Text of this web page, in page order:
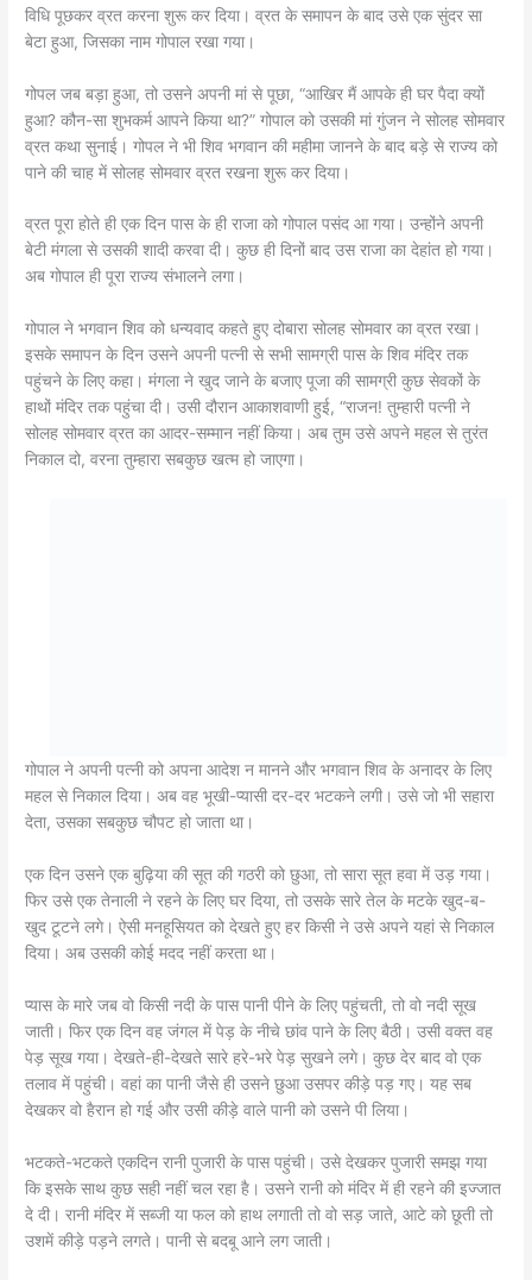
विधि पूछकर व्रत करना शुरू कर दिया। व्रत के समापन के बाद उसे एक सुंदर सा
बेटा हुआ, जिसका नाम गोपाल रखा गया।
गोपल जब बड़ा हुआ, तो उसने अपनी मां से पूछा, “आखिर मैं आपके ही घर पैदा क्यों
हुआ? कौन-सा शुभकर्म आपने किया था?” गोपाल को उसकी मां गुंजन ने सोलह सोमवार
व्रत कथा सुनाई। गोपल ने भी शिव भगवान की महीमा जानने के बाद बड़े से राज्य को
पाने की चाह में सोलह सोमवार व्रत रखना शुरू कर दिया।
व्रत पूरा होते ही एक दिन पास के ही राजा को गोपाल पसंद आ गया। उन्होंने अपनी
बेटी मंगला से उसकी शादी करवा दी। कुछ ही दिनों बाद उस राजा का देहांत हो गया।
अब गोपाल ही पूरा राज्य संभालने लगा।
गोपाल ने भगवान शिव को धन्यवाद कहते हुए दोबारा सोलह सोमवार का व्रत रखा।
इसके समापन के दिन उसने अपनी पत्नी से सभी सामग्री पास के शिव मंदिर तक
पहुंचने के लिए कहा। मंगला ने खुद जाने के बजाए पूजा की सामग्री कुछ सेवकों के
हाथों मंदिर तक पहुंचा दी। उसी दौरान आकाशवाणी हुई, “राजन! तुम्हारी पत्नी ने
सोलह सोमवार व्रत का आदर-सम्मान नहीं किया। अब तुम उसे अपने महल से तुरंत
निकाल दो, वरना तुम्हारा सबकुछ खत्म हो जाएगा।
गोपाल ने अपनी पत्नी को अपना आदेश न मानने और भगवान शिव के अनादर के लिए
महल से निकाल दिया। अब वह भूखी-प्यासी दर-दर भटकने लगी। उसे जो भी सहारा
देता, उसका सबकुछ चौपट हो जाता था।
एक दिन उसने एक बुढ़िया की सूत की गठरी को छुआ, तो सारा सूत हवा में उड़ गया।
फिर उसे एक तेनाली ने रहने के लिए घर दिया, तो उसके सारे तेल के मटके खुद-ब-
खुद टूटने लगे। ऐसी मनहूसियत को देखते हुए हर किसी ने उसे अपने यहां से निकाल
दिया। अब उसकी कोई मदद नहीं करता था।
प्यास के मारे जब वो किसी नदी के पास पानी पीने के लिए पहुंचती, तो वो नदी सूख
जाती। फिर एक दिन वह जंगल में पेड़ के नीचे छांव पाने के लिए बैठी। उसी वक्त वह
पेड़ सूख गया। देखते-ही-देखते सारे हरे-भरे पेड़ सुखने लगे। कुछ देर बाद वो एक
तलाव में पहुंची। वहां का पानी जैसे ही उसने छुआ उसपर कीड़े पड़ गए। यह सब
देखकर वो हैरान हो गई और उसी कीड़े वाले पानी को उसने पी लिया।
भटकते-भटकते एकदिन रानी पुजारी के पास पहुंची। उसे देखकर पुजारी समझ गया
कि इसके साथ कुछ सही नहीं चल रहा है। उसने रानी को मंदिर में ही रहने की इज्जात
दे दी। रानी मंदिर में सब्जी या फल को हाथ लगाती तो वो सड़ जाते, आटे को छूती तो
उशमें कीड़े पड़ने लगते। पानी से बदबू आने लग जाती।